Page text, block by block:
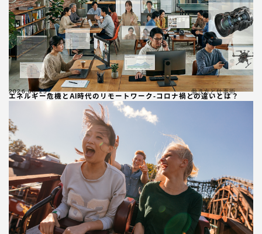
エネルギー危機とAI時代のリモートワーク-コロナ禍との違いとは？
2026.06.25 働き方と仕事術